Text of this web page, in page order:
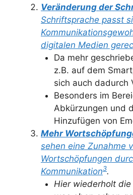
Veränderung der
Schriftsprache passt
digitalen Medien
Da mehr
z.B. auf dem
sich auch dadurch
Besonders im
Abkürzungen und
Hinzufügen von
Mehr
sehen eine Zunahme
Wortschöpfungen
Kommunikation3.
Hier wiederholt